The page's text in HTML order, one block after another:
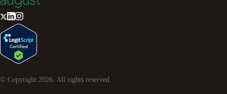
© Copyright 2026 . All rights reserved.